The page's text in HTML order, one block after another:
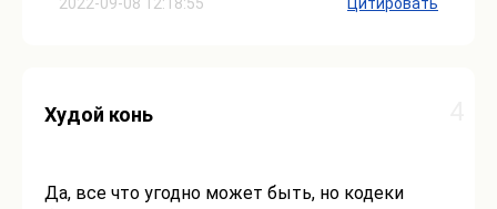
2022-09-08 12:18:55 Цитировать
Худой конь
Да, все что угодно может быть, но кодеки